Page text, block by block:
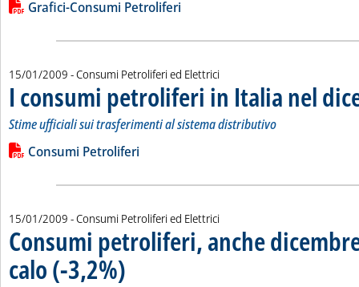
Lista allegati PDF alla notizia
Grafici-Consumi Petroliferi
15/01/2009 - Consumi Petroliferi ed Elettrici
I consumi petroliferi in Italia nel
Stime ufficiali sui trasferimenti al sistema distributivo
Leggi tutta la notizia: 'I consumi petroliferi in Italia nel
Lista allegati PDF alla notizia
Consumi Petroliferi
15/01/2009 - Consumi Petroliferi ed Elettrici
Consumi petroliferi, anche
calo (-3,2%)